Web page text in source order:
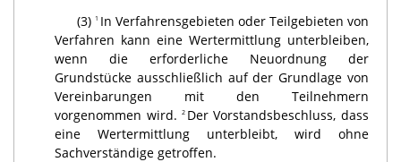
(3) 1 In Verfahrensgebieten oder Teilgebieten von
Verfahren kann eine Wertermittlung unterbleiben,
wenn die erforderliche Neuordnung der
Grundstücke ausschließlich auf der Grundlage von
Vereinbarungen mit den Teilnehmern
vorgenommen wird.2 Der Vorstandsbeschluss, dass
eine Wertermittlung unterbleibt, wird ohne
Sachverständige getroffen.